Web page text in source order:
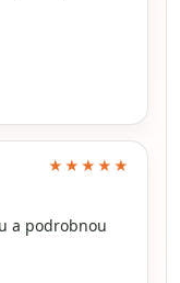
★★★★★
a podrobnou